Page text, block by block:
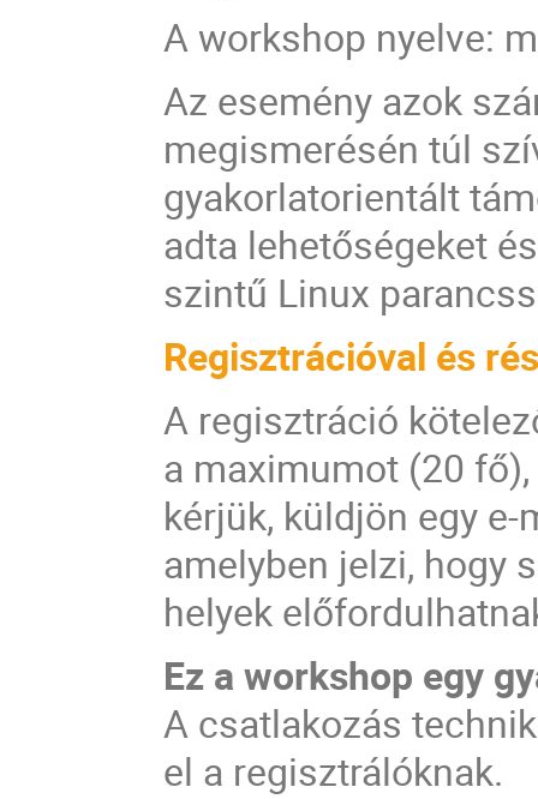
A workshop nyelve:
Az esemény azok
megismerésén túl
gyakorlatorientált
adta lehetőségeket és
szintű Linux
Regisztrációval és
A regisztráció
a maximumot (20
kérjük, küldjön egy
amelyben jelzi, hogy
helyek
Ez a workshop egy
A csatlakozás
el a regisztrálóknak.